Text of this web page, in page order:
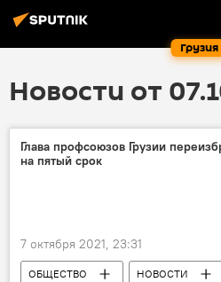
Грузия
Новости от
Глава профсоюзов Грузии
на пятый срок
7 октября 2021, 23:31
ОБЩЕСТВО НОВОСТИ